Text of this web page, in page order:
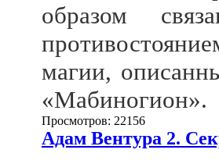
образом
магии,
«Мабиногион».
Просмотров: 22156
Адам Вентура 2.